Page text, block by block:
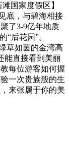
国家度假区】
底，与碧海相接
了3-9亿年地质
“后花园”。
草如茵的金湾高
能直接看到美丽
每位游客如何握
一次贵族般的生
来张属于你的美